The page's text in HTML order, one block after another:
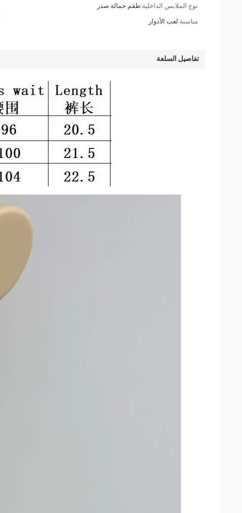
نوع الملابس الداخلية:طقم حمالة صدر
مناسبة:لعب الأدوار
تفاصيل السلعة